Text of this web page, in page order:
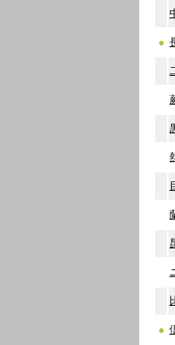
●
●